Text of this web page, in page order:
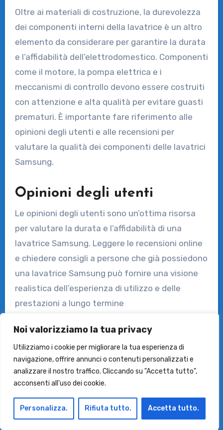
Noi valorizziamo la tua privacy
Utilizziamo i cookie per migliorare la tua esperienza di
navigazione, offrire annunci o contenuti personalizzati e
analizzare il nostro traffico. Cliccando su "Accetta tutto",
acconsenti all'uso dei cookie.
Personalizza. Rifiuta tutto. Accetta tutto.
Oltre ai materiali di costruzione, la durevolezza
dei componenti interni della lavatrice è un altro
elemento da considerare per garantire la durata
e l’affidabilità dell’elettrodomestico. Componenti
come il motore, la pompa elettrica e i
meccanismi di controllo devono essere costruiti
con attenzione e alta qualità per evitare guasti
prematuri. È importante fare riferimento alle
opinioni degli utenti e alle recensioni per
valutare la qualità dei componenti delle lavatrici
Samsung.
Opinioni degli utenti
Le opinioni degli utenti sono un’ottima risorsa
per valutare la durata e l’affidabilità di una
lavatrice Samsung. Leggere le recensioni online
e chiedere consigli a persone che già possiedono
una lavatrice Samsung può fornire una visione
realistica dell’esperienza di utilizzo e delle
prestazioni a lungo termine
Assistenza post-vendita
Infine, valutare l’assistenza post-vendita offerta
da Samsung è importante per garantire la
durata e l’affidabilità della lavatrice nel tempo.